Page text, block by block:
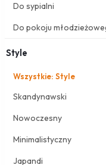
Do sypialni
Do pokoju
Style
Wszystkie: Style
Skandynawski
Nowoczesny
Minimalistyczny
Japandi